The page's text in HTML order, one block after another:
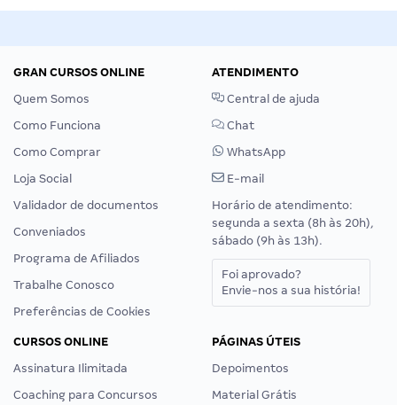
GRAN CURSOS ONLINE
Quem Somos
Como Funciona
Como Comprar
Loja Social
Validador de documentos
Conveniados
Programa de Afiliados
Trabalhe Conosco
Preferências de Cookies
ATENDIMENTO
Central de ajuda
Chat
WhatsApp
E-mail
Horário de atendimento:
segunda a sexta (8h às 20h),
sábado (9h às 13h).
Foi aprovado?
Envie-nos a sua história!
CURSOS ONLINE
Assinatura Ilimitada
Coaching para Concursos
PÁGINAS ÚTEIS
Depoimentos
Material Grátis